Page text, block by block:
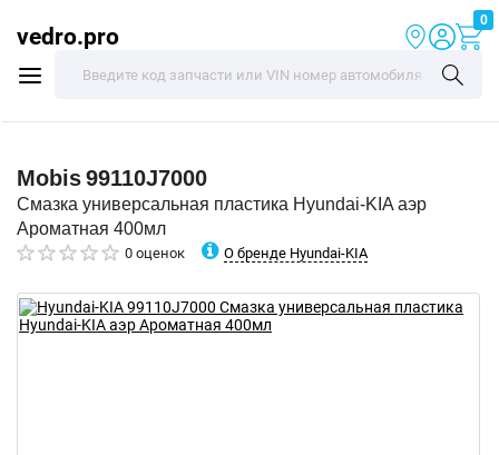
vedro.pro
0
Mobis99110J7000
Смазка универсальная пластика Hyundai-KIA аэр
Ароматная 400мл
0 оценок О бренде Hyundai-KIA